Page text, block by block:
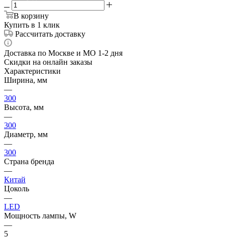
В корзину
Купить в 1 клик
Рассчитать доставку
Доставка по Москве и МО 1-2 дня
Скидки на онлайн заказы
Характеристики
Ширина, мм
—
300
Высота, мм
—
300
Диаметр, мм
—
300
Страна бренда
—
Китай
Цоколь
—
LED
Мощность лампы, W
—
5